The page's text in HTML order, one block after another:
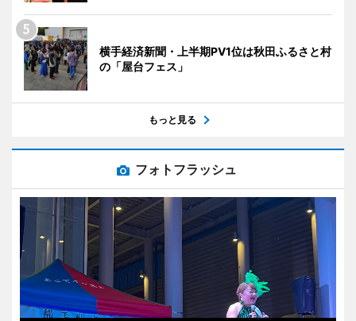
横手経済新聞・上半期PV1位は秋田ふるさと村
の「屋台フェス」
もっと見る
フォトフラッシュ